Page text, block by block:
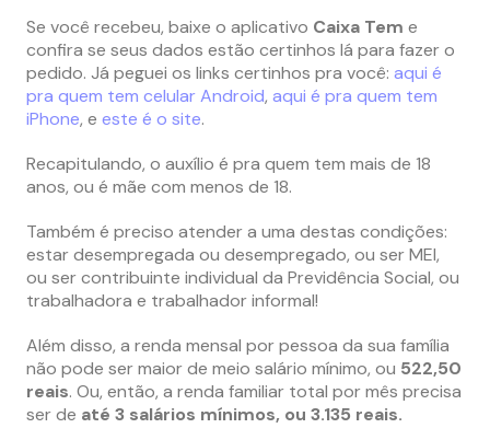
Se você recebeu, baixe o aplicativo Caixa Tem e
confira se seus dados estão certinhos lá para fazer o
pedido. Já peguei os links certinhos pra você: aqui é
pra quem tem celular Android, aqui é pra quem tem
iPhone, e este é o site.
Recapitulando, o auxílio é pra quem tem mais de 18
anos, ou é mãe com menos de 18.
Também é preciso atender a uma destas condições:
estar desempregada ou desempregado, ou ser MEI,
ou ser contribuinte individual da Previdência Social, ou
trabalhadora e trabalhador informal!
Além disso, a renda mensal por pessoa da sua família
não pode ser maior de meio salário mínimo, ou 522,50
reais. Ou, então, a renda familiar total por mês precisa
ser de até 3 salários mínimos, ou 3.135 reais.